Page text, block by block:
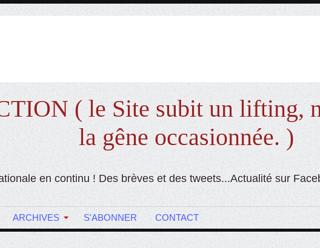
( le Site subit un lifting,
la gêne occasionnée. )
en continu ! Des brèves et des tweets...Actualité sur
ARCHIVES S'ABONNER CONTACT